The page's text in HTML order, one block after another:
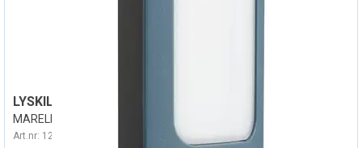
LYSKILDE TIL STARBURST 16000
MARELD
Art.nr: 126847